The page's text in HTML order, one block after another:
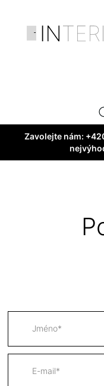
Zavolejte nám: